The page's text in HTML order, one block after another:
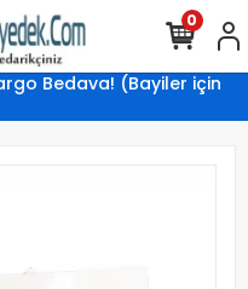
Bedava! (Bayiler için
0